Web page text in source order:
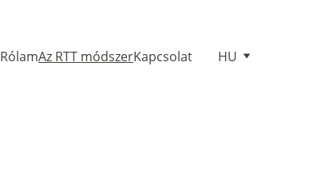
RólamAz RTT módszerKapcsolat HU